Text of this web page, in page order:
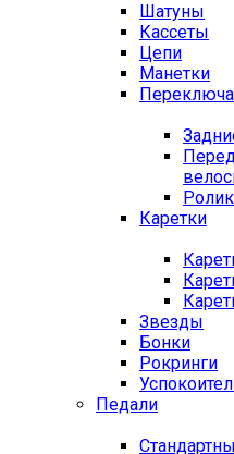
Шатуны
Кассеты
Цепи
Манетки
Каретки
Звезды
Бонки
Рокринги
Педали